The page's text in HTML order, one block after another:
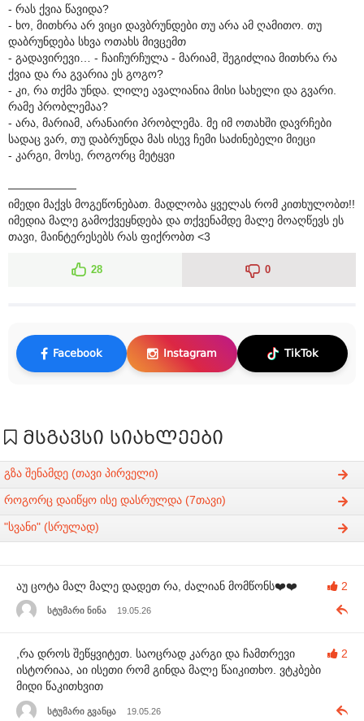
- რას ქვია წავიდა?
- ხო, მითხრა არ ვიცი დავბრუნდები თუ არა ამ ღამითო. თუ
დაბრუნდება სხვა ოთახს მივცემთ
- გადავირევი… - ჩაიჩურჩულა - მარიამ, შეგიძლია მითხრა რა
ქვია და რა გვარია ეს გოგო?
- კი, რა თქმა უნდა. ლილე ავალიანია მისი სახელი და გვარი.
რამე პრობლემაა?
- არა, მარიამ, არანაირი პრობლემა. მე იმ ოთახში დავრჩები
სადაც ვარ, თუ დაბრუნდა მას ისევ ჩემი საძინებელი მიეცი
- კარგი, მოსე, როგორც მეტყვი
——————
იმედი მაქვს მოგეწონებათ. მადლობა ყველას რომ კითხულობთ!!
იმედია მალე გამოქვეყნდება და თქვენამდე მალე მოაღწევს ეს
თავი, მაინტერესებს რას ფიქრობთ <3
28 0
Facebook Instagram TikTok
მსგავსი სიახლეები
გზა შენამდე (თავი პირველი)
როგორც დაიწყო ისე დასრულდა (7თავი)
"სვანი" (სრულად)
2
აუ ცოტა მალ მალე დადეთ რა, ძალიან მომწონს❤️❤️
სტუმარი ნინა 19.05.26
2
,რა დროს შეწყვიტეთ. საოცრად კარგი და ჩამთრევი
ისტორიაა, აი ისეთი რომ გინდა მალე წაიკითხო. ვტკბები
მიდი წაკითხვით
სტუმარი გვანცა 19.05.26